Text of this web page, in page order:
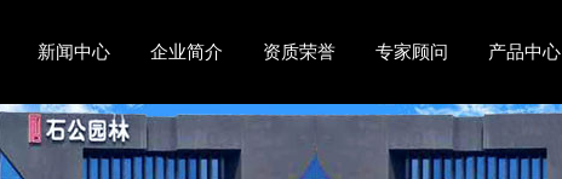
新闻中心 企业简介 资质荣誉 专家顾问 产品中心